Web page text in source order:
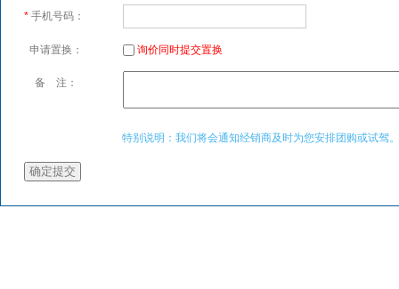
* 手机号码：
申请置换： 询价同时提交置换
备 注：
特别说明：我们将会通知经销商及时为您安排团购或试驾。